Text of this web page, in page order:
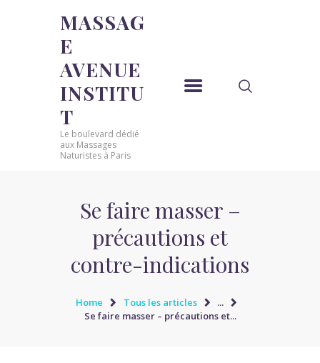
MASSAG
E
AVENUE
INSTITU
T
Le boulevard dédié
aux Massages
Naturistes à Paris
Se faire masser –
précautions et
contre-indications
Home Tous les articles
...
Se faire masser – précautions et...
MASSAGE AVENUE INSTITUT
Le boulevard dédié aux Massages Naturistes à Paris
ACCUEIL
MASSAGE SENSUEL
MASSAGE SENSUEL
MASSAGE NATURISTE
MASSAGE ÉROTIQUE
MASSAGE ÉROTIQUE
BLOG
CONTACT